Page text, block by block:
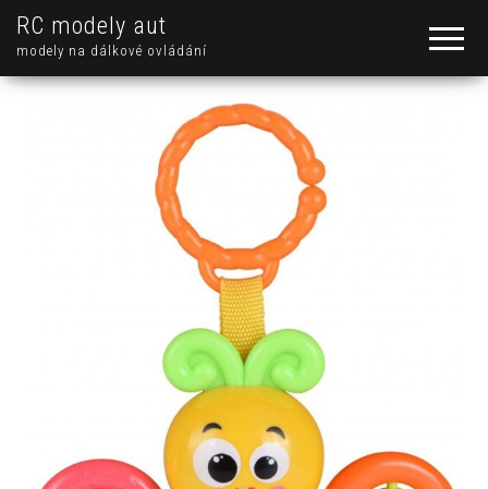
RC modely aut
modely na dálkové ovládání